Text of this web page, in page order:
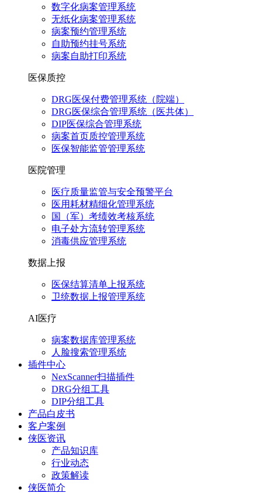
数字化病案管理系统
无纸化病案管理系统
病案预约管理系统
自助预约挂号系统
病案自助打印系统
医保质控
DRG医保付费管理系统（院端）
DRG医保综合管理系统（医共体）
DIP医保综合管理系统
病案首页质控管理系统
医保智能监管管理系统
医院管理
医疗质量监管与安全预警平台
医用耗材精细化管理系统
国（军）考绩效考核系统
电子处方流转管理系统
消毒供应管理系统
数据上报
医保结算清单上报系统
卫统数据上报管理系统
AI医疗
病案数据库管理系统
人脸搜索管理系统
插件中心
NexScanner扫描插件
DRG分组工具
DIP分组工具
产品白皮书
客户案例
侠医资讯
产品知识库
行业动态
政策解读
侠医简介